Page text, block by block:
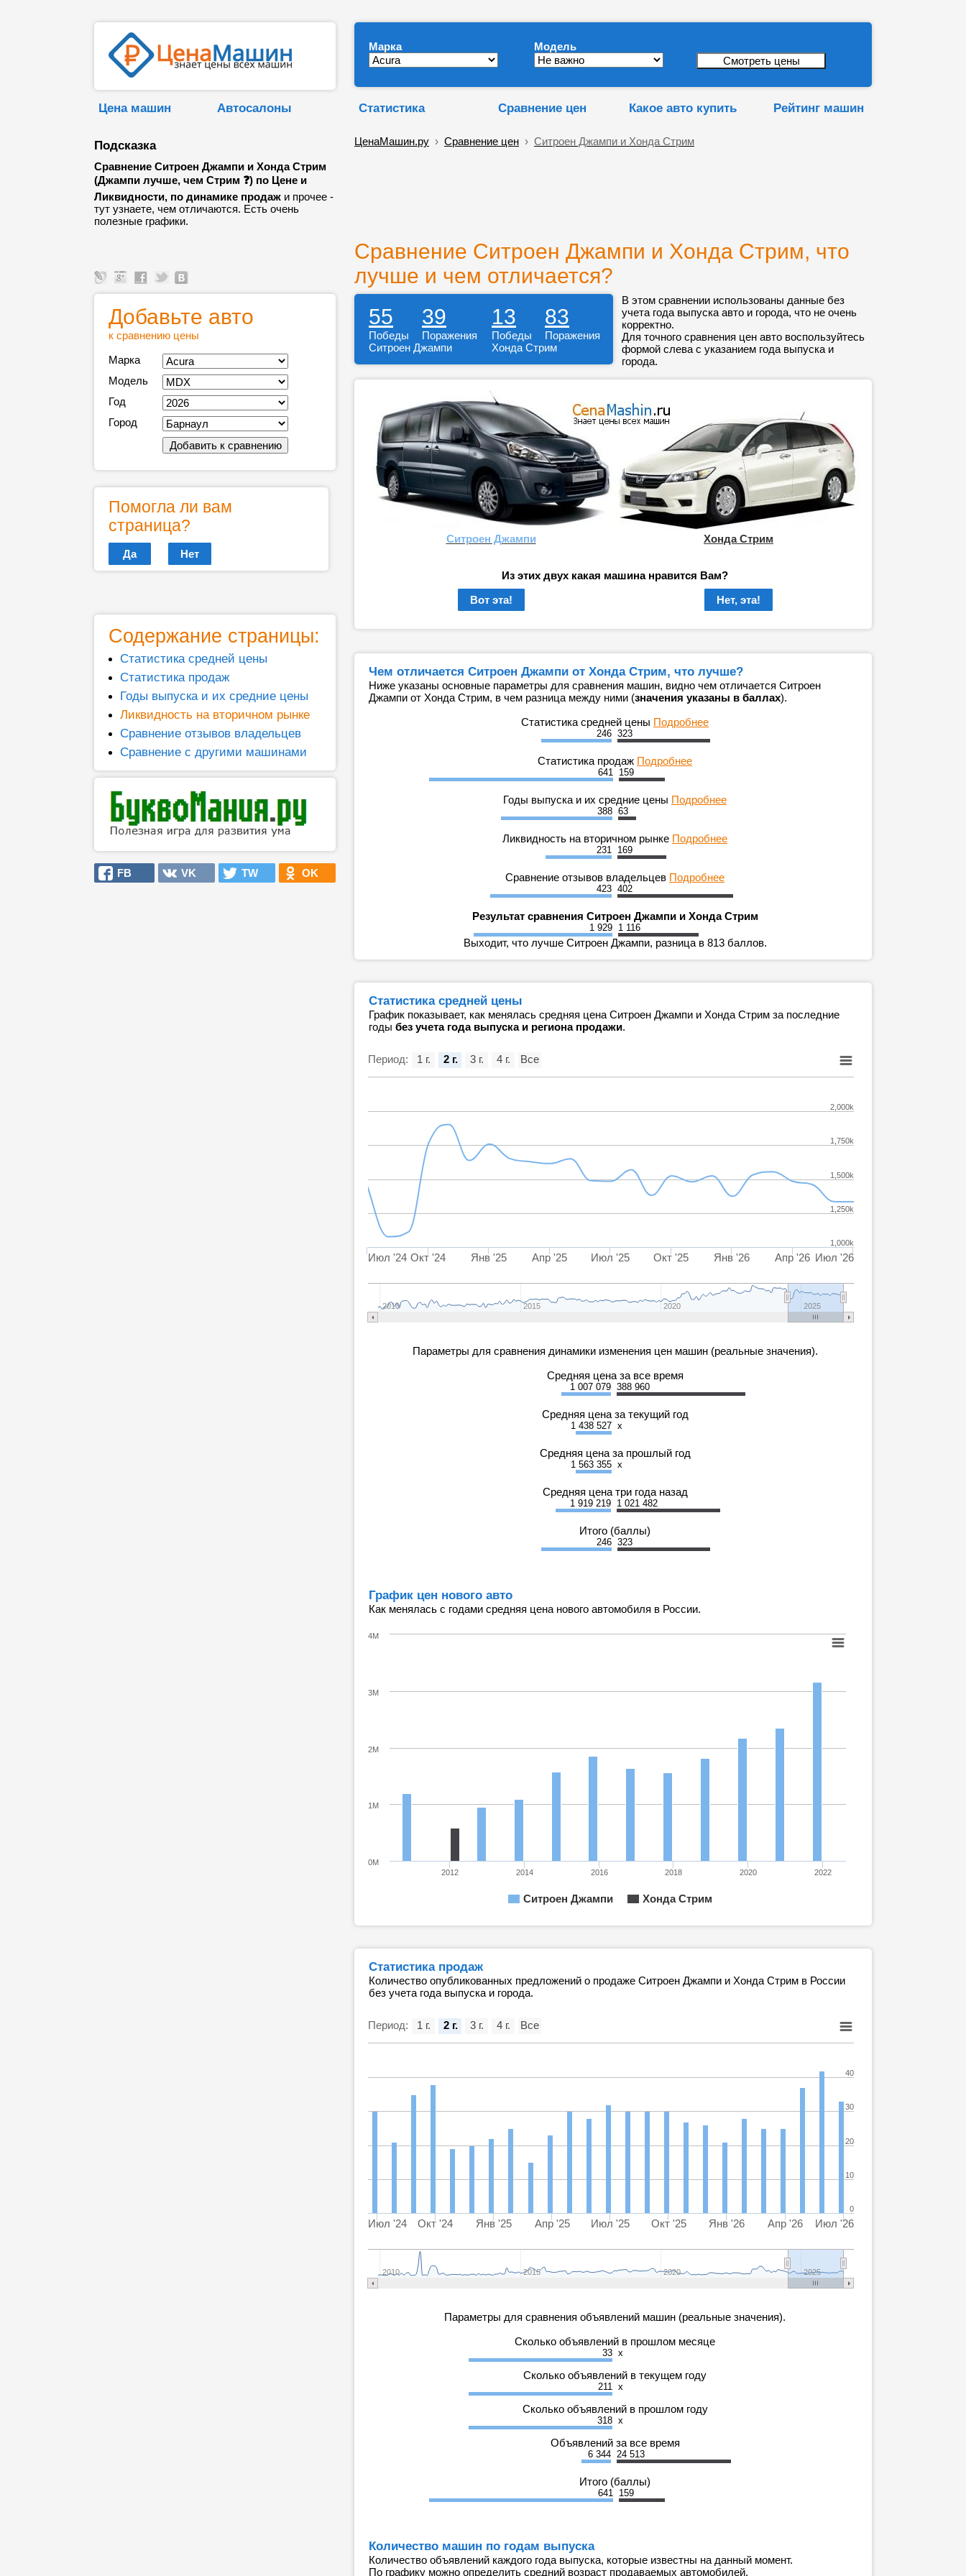
Марка Модель
Цена машин Автосалоны Статистика Сравнение цен Какое авто купить Рейтинг машин
Подсказка
Сравнение Ситроен Джампи и Хонда Стрим
(Джампи лучше, чем Стрим ❓) по Цене и
Ликвидности, по динамике продаж и прочее -
тут узнаете, чем отличаются. Есть очень
полезные графики.
ЦенаМашин.ру › Сравнение цен › Ситроен Джампи и Хонда Стрим
Сравнение Ситроен Джампи и Хонда Стрим, что
лучше и чем отличается?
Добавьте авто
к сравнению цены
Марка
Модель
Год
Город
Помогла ли вам
страница?
Да Нет
Содержание страницы:
Статистика средней цены
Статистика продаж
Годы выпуска и их средние цены
Ликвидность на вторичном рынке
Сравнение отзывов владельцев
Сравнение с другими машинами
FB VK TW OK
55 39 13 83
Победы Поражения Победы
Поражения
Ситроен Джампи
Хонда Стрим
В этом сравнении использованы данные без
учета года выпуска авто и города, что не очень
корректно.
Для точного сравнения цен авто воспользуйтесь
формой слева с указанием года выпуска и
города.
Ситроен Джампи Хонда Стрим
Из этих двух какая машина нравится Вам?
Вот эта!
Нет, эта!
Чем отличается Ситроен Джампи от Хонда Стрим, что лучше?
Ниже указаны основные параметры для сравнения машин, видно чем отличается Ситроен
Джампи от Хонда Стрим, в чем разница между ними (значения указаны в баллах).
Статистика средней цены Подробнее
246 323
Статистика продаж Подробнее
641 159
Годы выпуска и их средние цены Подробнее
388 63
Ликвидность на вторичном рынке Подробнее
231 169
Сравнение отзывов владельцев Подробнее
423 402
Результат сравнения Ситроен Джампи и Хонда Стрим
1 929 1 116
Выходит, что лучше Ситроен Джампи, разница в 813 баллов.
Статистика средней цены
График показывает, как менялась средняя цена Ситроен Джампи и Хонда Стрим за последние
годы без учета года выпуска и региона продажи.
Период:
Июл '24 Окт '24 Янв '25 Апр '25 Июл '25 Окт '25 Янв '26 Апр '26 Июл '26
2010 2015 2020 2025
1,000k
2,000k
1,250k
1,500k
1,750k
1 г. 2 г. 3 г. 4 г. Все
Параметры для сравнения динамики изменения цен машин (реальные значения).
Средняя цена за все время
1 007 079 388 960
Средняя цена за текущий год
1 438 527 x
Средняя цена за прошлый год
1 563 355 x
Средняя цена три года назад
1 919 219 1 021 482
Итого (баллы)
246 323
График цен нового авто
Как менялась с годами средняя цена нового автомобиля в России.
Ситроен Джампи Хонда Стрим
2012 2014 2016 2018 2020 2022
0M
1M
2M
3M
4M
Статистика продаж
Количество опубликованных предложений о продаже Ситроен Джампи и Хонда Стрим в России
без учета года выпуска и города.
Период:
Июл '24 Окт '24 Янв '25 Апр '25 Июл '25 Окт '25 Янв '26 Апр '26 Июл '26
2010 2015 2020 2025
0
10
20
30
40
1 г. 2 г. 3 г. 4 г. Все
Параметры для сравнения объявлений машин (реальные значения).
Сколько объявлений в прошлом месяце
33 x
Сколько объявлений в текущем году
211 x
Сколько объявлений в прошлом году
318 x
Объявлений за все время
6 344 24 513
Итого (баллы)
641 159
Количество машин по годам выпуска
Количество объявлений каждого года выпуска, которые известны на данный момент.
По графику можно определить средний возраст продаваемых автомобилей.